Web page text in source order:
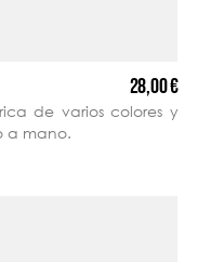
28,00 €
de varios colores y
a mano.